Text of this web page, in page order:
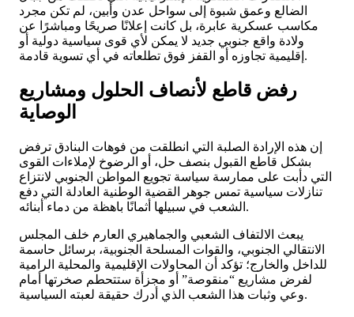
الضالع وعمق شبوة إلى سواحل عدن وأبين، لم تكن مجرد
مكاسب عسكرية عابرة، بل كانت إعلانًا صريحًا ومباشرًا عن
ولادة واقع جنوبي جديد لا يمكن لأي قوى سياسية دولية أو
إقليمية تجاوزه أو القفز فوق تطلعاته في أي تسوية قادمة.
رفض قاطع لأنصاف الحلول ومشاريع
الوصاية
إن هذه الإرادة الصلبة التي انطلقت من فوهات البنادق ترفض
بشكل قاطع القبول بنصف حل، أو الرضوخ لإملاءات القوى
التي دأبت على ممارسة سياسة تجويع المواطن الجنوبي لانتزاع
تنازلات سياسية تمس جوهر القضية الوطنية العادلة التي دفع
الشعب في سبيلها أثمانًا باهظة من دماء أبنائه.
يبعث الالتفاف الشعبي والجماهيري العارم خلف المجلس
الانتقالي الجنوبي، والقوات المسلحة الجنوبية، برسائل حاسمة
للداخل والخارج؛ تؤكد أن المحاولات الإقليمية والمحلية الرامية
لفرض مشاريع “منقوصة” أو مجزأة ستتحطم صخرتها أمام
وعي وثبات هذا الشعب الذي أدرك حقيقة لعبته السياسية.